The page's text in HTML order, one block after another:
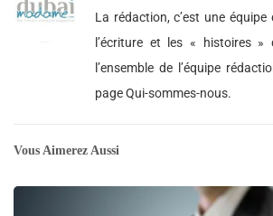
La rédaction, c’est une
l’écriture et les « histoires »
l’ensemble de l’équipe
page Qui-sommes-nous.
Vous Aimerez Aussi